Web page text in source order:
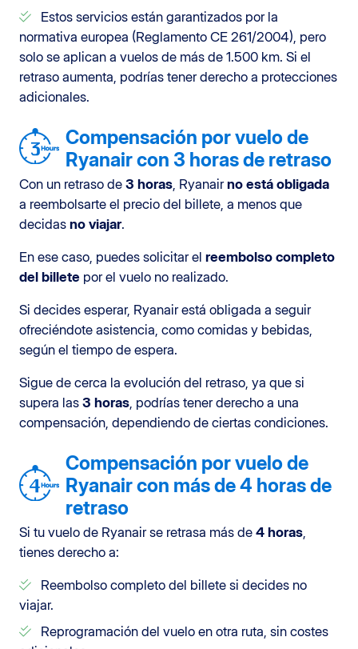
Estos servicios están garantizados por la
normativa europea (Reglamento CE 261/2004), pero
solo se aplican a vuelos de más de 1.500 km. Si el
retraso aumenta, podrías tener derecho a protecciones
adicionales.
Compensación por vuelo de
Ryanair con 3 horas de retraso
Con un retraso de 3 horas, Ryanairno está obligada
a reembolsarte el precio del billete, a menos que
decidas no viajar.
En ese caso, puedes solicitar el reembolso completo
del billete por el vuelo no realizado.
Si decides esperar, Ryanair está obligada a seguir
ofreciéndote asistencia, como comidas y bebidas,
según el tiempo de espera.
Sigue de cerca la evolución del retraso, ya que si
supera las 3 horas, podrías tener derecho a una
compensación, dependiendo de ciertas condiciones.
Compensación por vuelo de
Ryanair con más de 4 horas de
retraso
Si tu vuelo de Ryanair se retrasa más de 4 horas,
tienes derecho a:
Reembolso completo del billete si decides no
viajar.
Reprogramación del vuelo en otra ruta, sin costes